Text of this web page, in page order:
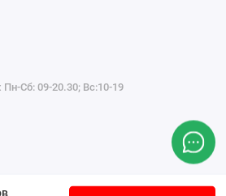
Сб: 09-20.30; Вс:10-19